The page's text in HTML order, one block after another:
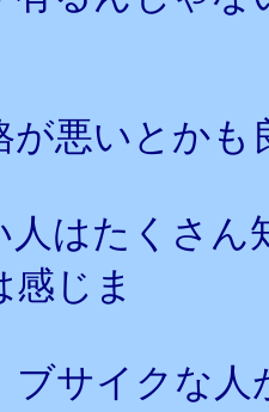
が悪いとかも
人はたくさ
感じま
ブサイクな